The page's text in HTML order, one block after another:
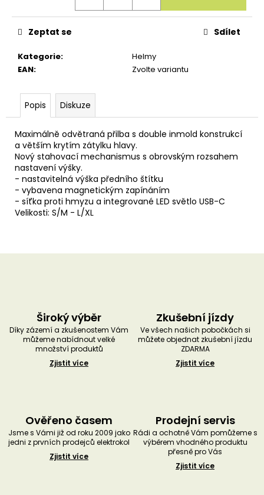
Kategorie:
Helmy
EAN: Zvolte variantu
Zeptat se Sdílet
Popis Diskuze
Maximálně odvětraná přilba s double inmold konstrukcí
a větším krytím zátylku hlavy.
Nový stahovací mechanismus s obrovským rozsahem
nastavení výšky.
- nastavitelná výška předního štítku
- vybavena magnetickým zapínáním
- síťka proti hmyzu a integrované LED světlo USB-C
Velikosti: S/M - L/XL
Široký výběr
Díky zázemí a zkušenostem Vám
můžeme nabídnout velké
množství produktů
Zjistit více
Zkušební jízdy
Ve všech našich pobočkách si
můžete objednat zkušební jízdu
ZDARMA
Zjistit více
Ověřeno časem
Jsme s Vámi již od roku 2009 jako
jedni z prvních prodejců elektrokol
Zjistit více
Prodejní servis
Rádi a ochotně Vám pomůžeme s
výběrem vhodného produktu
přesně pro Vás
Zjistit více
e